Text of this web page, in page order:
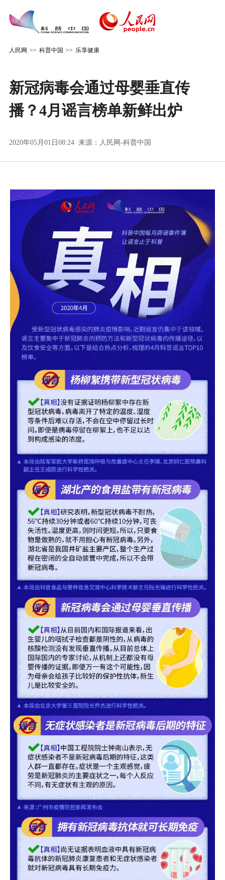
人民网 >> 科普中国 >> 乐享健康
新冠病毒会通过母婴垂直传
播？4月谣言榜单新鲜出炉
2020年05月01日08:24 来源： 人民网-科普中国